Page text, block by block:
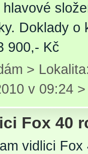
hlavové
Doklady o
900,- Kč
>
v 09:24
Fox 40
vidlici